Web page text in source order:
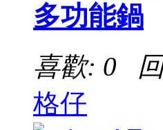
多功能鍋
喜歡: 0
格仔